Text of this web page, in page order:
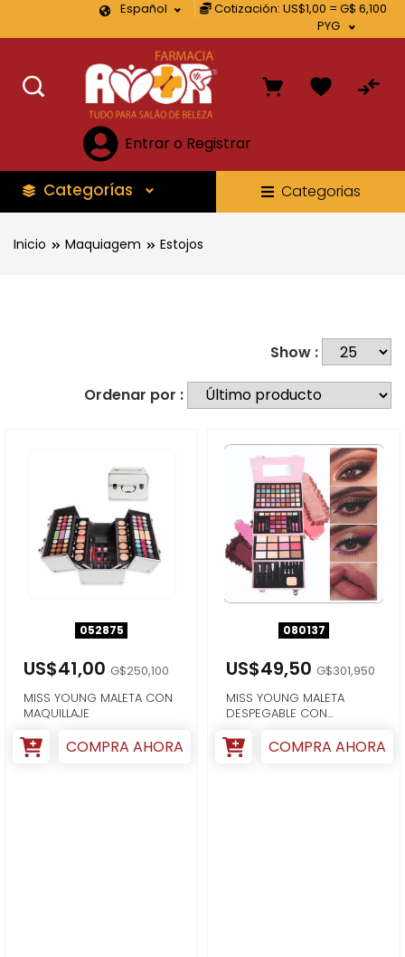
Español
Cotización: US$1,00 = G$ 6,100
PYG
Entrar o Registrar
Categorías Categorias
Inicio Maquiagem Estojos
Show :
Ordenar por :
052875
US$41,00 G$250,100
MISS YOUNG MALETA CON
MAQUILLAJE
COMPRA AHORA
080137
US$49,50 G$301,950
MISS YOUNG MALETA
DESPEGABLE CON
NEGRO...COMPRA AHORA